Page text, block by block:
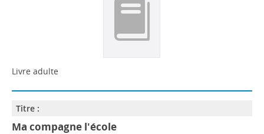
Livre adulte
Titre :
Ma compagne l'école